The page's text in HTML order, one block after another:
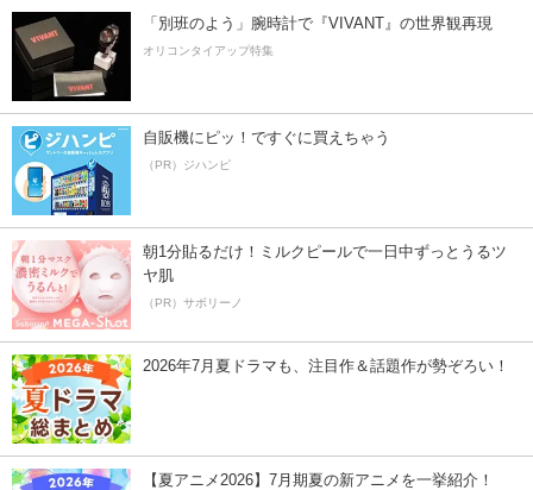
「別班のよう」腕時計で『VIVANT』の世界観再現
オリコンタイアップ特集
自販機にピッ！ですぐに買えちゃう
（PR）ジハンピ
朝1分貼るだけ！ミルクピールで一日中ずっとうるツ
ヤ肌
（PR）サボリーノ
2026年7月夏ドラマも、注目作＆話題作が勢ぞろい！
【夏アニメ2026】7月期夏の新アニメを一挙紹介！